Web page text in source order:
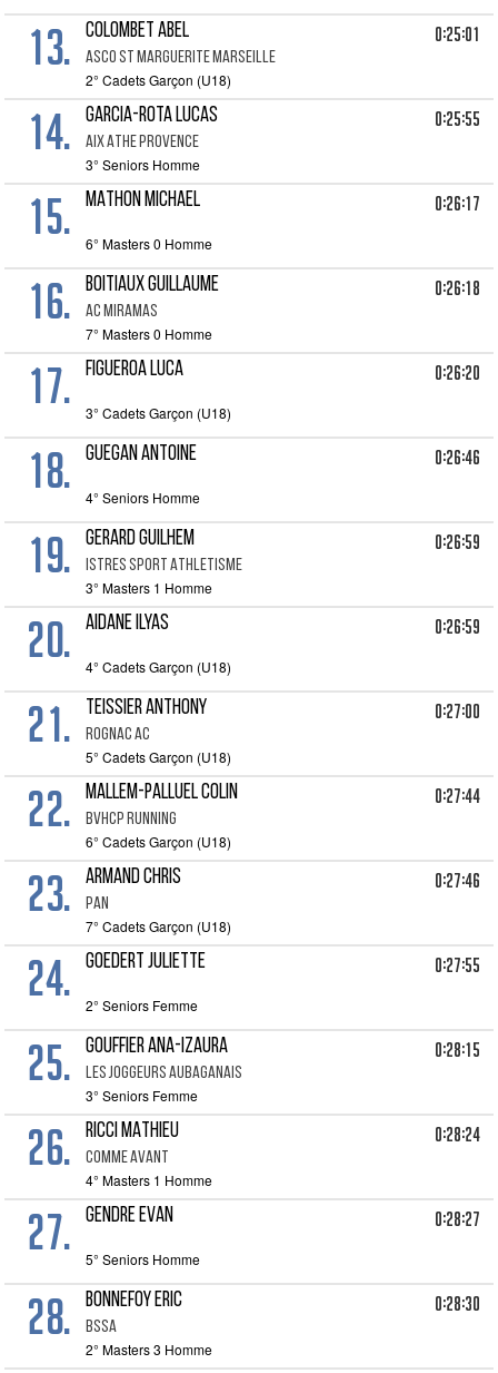
13. COLOMBET ABEL
ASCO ST MARGUERITE MARSEILLE
0:25:01
2° Cadets Garçon (U18)
14. GARCIA-ROTA LUCAS
AIX ATHE PROVENCE
0:25:55
3° Seniors Homme
15. MATHON MICHAEL 0:26:17
6° Masters 0 Homme
16. BOITIAUX GUILLAUME
AC MIRAMAS
0:26:18
7° Masters 0 Homme
17. FIGUEROA LUCA 0:26:20
3° Cadets Garçon (U18)
18. GUEGAN ANTOINE 0:26:46
4° Seniors Homme
19. GERARD GUILHEM
ISTRES SPORT ATHLETISME
0:26:59
3° Masters 1 Homme
20. AIDANE ILYAS 0:26:59
4° Cadets Garçon (U18)
21. TEISSIER ANTHONY
ROGNAC AC
0:27:00
5° Cadets Garçon (U18)
22. MALLEM-PALLUEL COLIN
BVHCP RUNNING
0:27:44
6° Cadets Garçon (U18)
23. ARMAND CHRIS
PAN
0:27:46
7° Cadets Garçon (U18)
24. GOEDERT JULIETTE 0:27:55
2° Seniors Femme
25. GOUFFIER ANA-IZAURA
LES JOGGEURS AUBAGANAIS
0:28:15
3° Seniors Femme
26. RICCI MATHIEU
COMME AVANT
0:28:24
4° Masters 1 Homme
27. GENDRE EVAN 0:28:27
5° Seniors Homme
28. BONNEFOY ERIC
BSSA
0:28:30
2° Masters 3 Homme